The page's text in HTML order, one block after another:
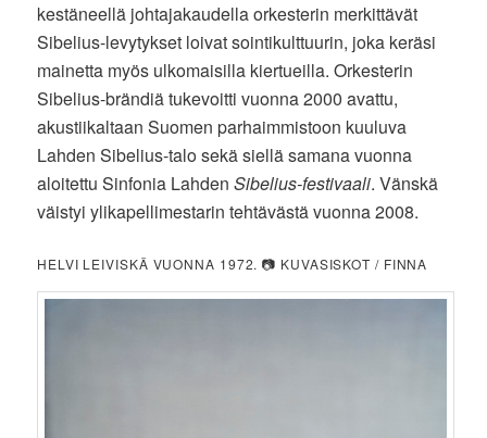
kestäneellä johtajakaudella orkesterin merkittävät
Sibelius-levytykset loivat sointikulttuurin, joka keräsi
mainetta myös ulkomaisilla kiertueilla. Orkesterin
Sibelius-brändiä tukevoitti vuonna 2000 avattu,
akustiikaltaan Suomen parhaimmistoon kuuluva
Lahden Sibelius-talo sekä siellä samana vuonna
aloitettu Sinfonia LahdenSibelius-festivaali. Vänskä
väistyi ylikapellimestarin tehtävästä vuonna 2008.
HELVI LEIVISKÄ VUONNA 1972. 📷 KUVASISKOT / FINNA